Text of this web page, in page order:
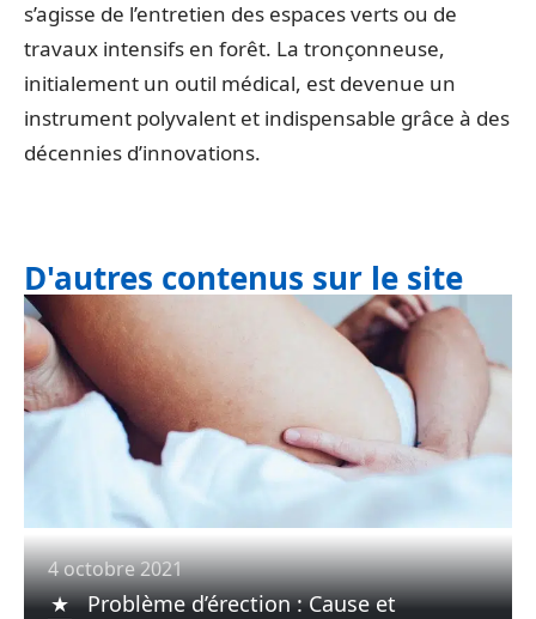
s’agisse de l’entretien des espaces verts ou de
travaux intensifs en forêt. La tronçonneuse,
initialement un outil médical, est devenue un
instrument polyvalent et indispensable grâce à des
décennies d’innovations.
D'autres contenus sur le site
4 octobre 2021
Problème d’érection : Cause et